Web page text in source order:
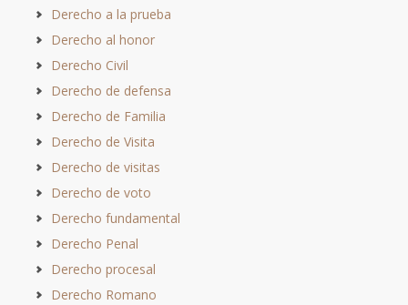
Derecho a la prueba
Derecho al honor
Derecho Civil
Derecho de defensa
Derecho de Familia
Derecho de Visita
Derecho de visitas
Derecho de voto
Derecho fundamental
Derecho Penal
Derecho procesal
Derecho Romano